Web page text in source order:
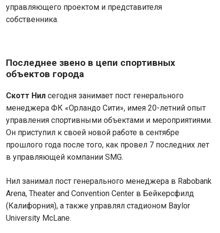
управляющего проектом и представителя
собственника.
Последнее звено в цепи спортивных
объектов города
Скотт Нил сегодня занимает пост генерального
менеджера ФК «Орландо Сити», имея 20-летний опыт
управления спортивными объектами и мероприятиями.
Он приступил к своей новой работе в сентябре
прошлого года после того, как провел 7 последних лет
в управляющей компании SMG.
Нил занимал пост генерального менеджера в Rabobank
Arena, Theater and Convention Center в Бейкерсфилд
(Калифорния), а также управлял стадионом Baylor
University McLane.